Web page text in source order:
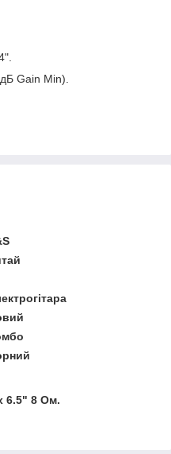
Gain Min).
6.5" 8 Ом.